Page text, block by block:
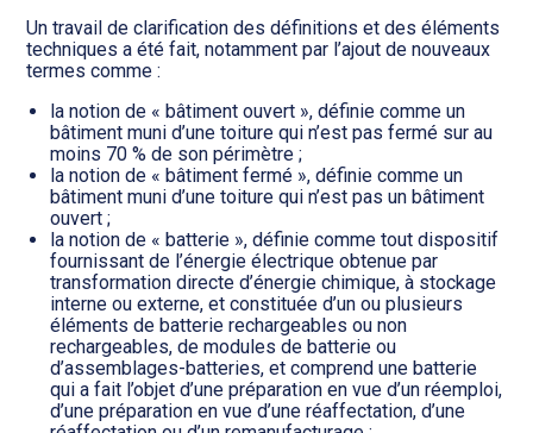
Un travail de clarification des définitions et des éléments
techniques a été fait, notamment par l’ajout de nouveaux
termes comme :
la notion de « bâtiment ouvert », définie comme un
bâtiment muni d’une toiture qui n’est pas fermé sur au
moins 70 % de son périmètre ;
la notion de « bâtiment fermé », définie comme un
bâtiment muni d’une toiture qui n’est pas un bâtiment
ouvert ;
la notion de « batterie », définie comme tout dispositif
fournissant de l’énergie électrique obtenue par
transformation directe d’énergie chimique, à stockage
interne ou externe, et constituée d’un ou plusieurs
éléments de batterie rechargeables ou non
rechargeables, de modules de batterie ou
d’assemblages-batteries, et comprend une batterie
qui a fait l’objet d’une préparation en vue d’un réemploi,
d’une préparation en vue d’une réaffectation, d’une